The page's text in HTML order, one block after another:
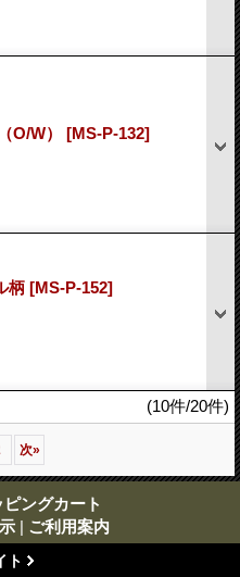
O/W） [MS-P-132]
柄 [MS-P-152]
(10件/20件)
次»
ピングカート
| ご利用案内
ト